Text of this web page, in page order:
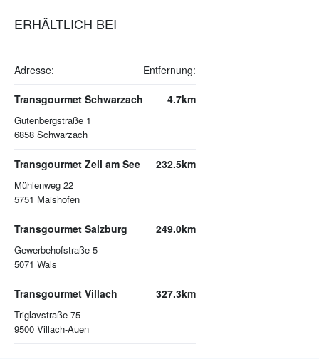
ERHÄLTLICH BEI
Adresse: Entfernung:
Transgourmet Schwarzach
Gutenbergstraße 1
6858 Schwarzach
4.7km
Transgourmet Zell am See
Mühlenweg 22
5751 Maishofen
232.5km
Transgourmet Salzburg
Gewerbehofstraße 5
5071 Wals
249.0km
Transgourmet Villach
Triglavstraße 75
9500 Villach-Auen
327.3km